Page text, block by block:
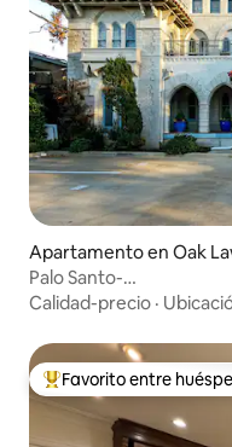
Apartamento en Oak
Palo Santo-
2BD/WalkableUptown/
Calidad-precio ·
Favorito entre
Favorito entre